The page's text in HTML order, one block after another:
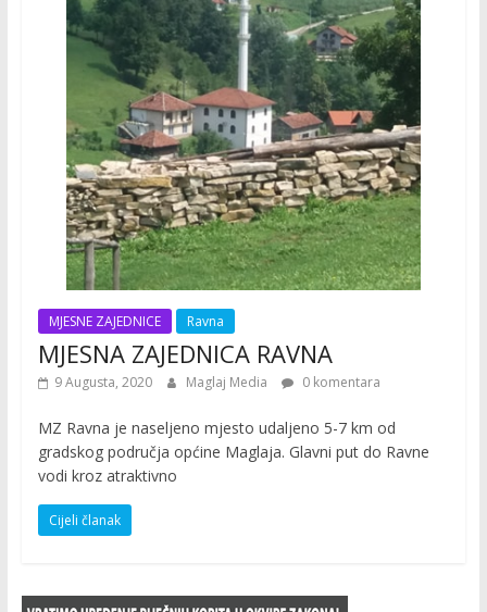
MJESNE ZAJEDNICE Ravna
MJESNA ZAJEDNICA RAVNA
9 Augusta, 2020 Maglaj Media 0 komentara
MZ Ravna je naseljeno mjesto udaljeno 5-7 km od
gradskog područja općine Maglaja. Glavni put do Ravne
vodi kroz atraktivno
Cijeli članak